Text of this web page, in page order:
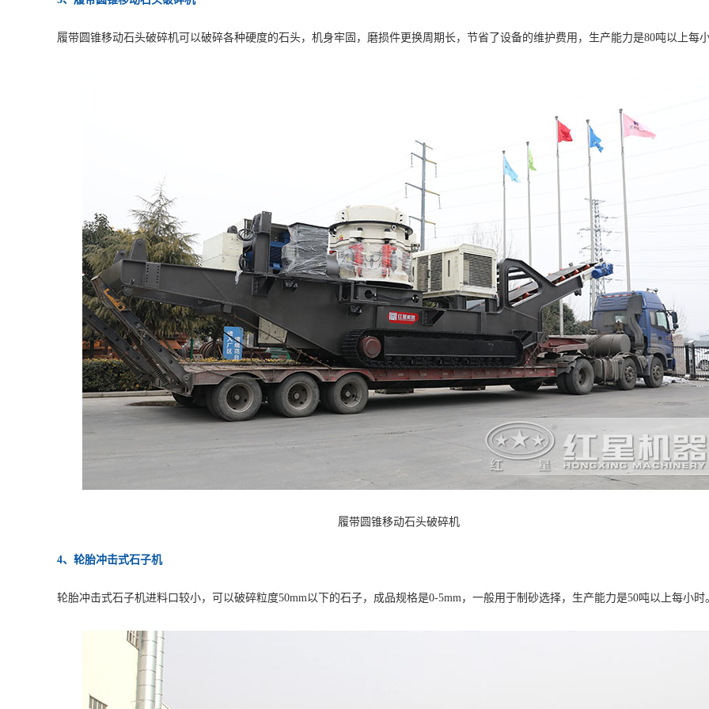
履带圆锥移动石头破碎机可以破碎各种硬度的石头，机身牢固，磨损件更换周期长，节省了设备的维护费用，生产能力是80吨以上每
履带圆锥移动石头破碎机
4、轮胎冲击式石子机
轮胎冲击式石子机进料口较小，可以破碎粒度50mm以下的石子，成品规格是0-5mm，一般用于制砂选择，生产能力是50吨以上每小时